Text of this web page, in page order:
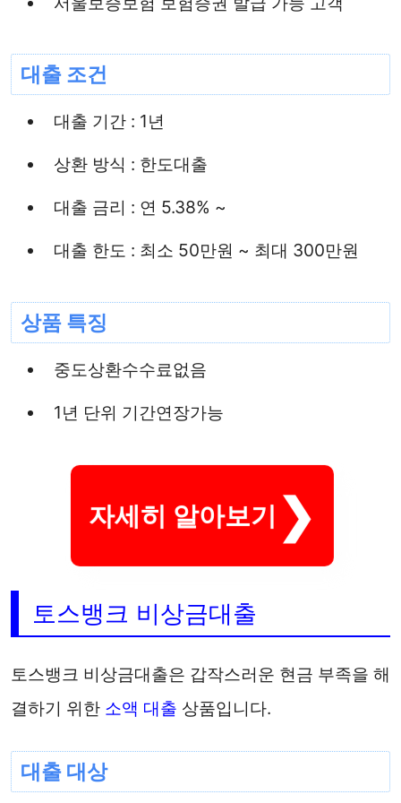
대출 조건
대출 기간 : 1년
상환 방식 : 한도대출
대출 금리 : 연 5.38% ~
대출 한도 : 최소 50만원 ~ 최대 300만원
상품 특징
중도상환수수료없음
1년 단위 기간연장가능
자세히 알아보기
토스뱅크 비상금대출
토스뱅크 비상금대출은 갑작스러운 현금 부족을 해
결하기 위한 소액 대출 상품입니다.
대출 대상